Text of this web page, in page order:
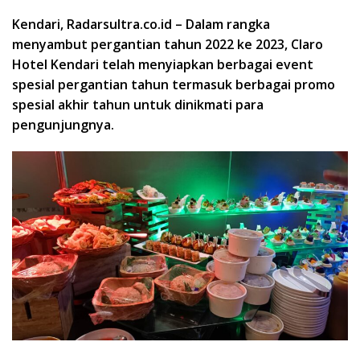
Kendari, Radarsultra.co.id – Dalam rangka
menyambut pergantian tahun 2022 ke 2023, Claro
Hotel Kendari telah menyiapkan berbagai event
spesial pergantian tahun termasuk berbagai promo
spesial akhir tahun untuk dinikmati para
pengunjungnya.